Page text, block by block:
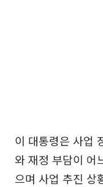
이 대통령은 사업
와 재정 부담이 어
으며 사업 추진 상